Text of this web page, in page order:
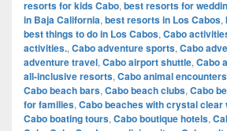
resorts for kids Cabo, best resorts for
in Baja California, best resorts in Los Cabos,
best things to do in Los Cabos, Cabo
activities., Cabo adventure sports, Cabo
adventure travel, Cabo airport shuttle, Cabo
all-inclusive resorts, Cabo animal encounters
Cabo beach bars, Cabo beach clubs, Cabo
for families, Cabo beaches with crystal clear
Cabo boating tours, Cabo boutique hotels,